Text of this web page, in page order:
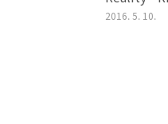
2016. 5. 10.